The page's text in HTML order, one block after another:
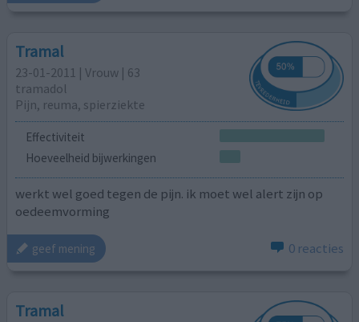
Tramal
23-01-2011 | Vrouw | 63
tramadol
Pijn, reuma, spierziekte
Effectiviteit
Hoeveelheid bijwerkingen
werkt wel goed tegen de pijn. ik moet wel alert zijn op
oedeemvorming
geef mening 0 reacties
Tramal